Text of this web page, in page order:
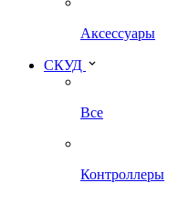
Аксессуары
СКУД
Все
Контроллеры